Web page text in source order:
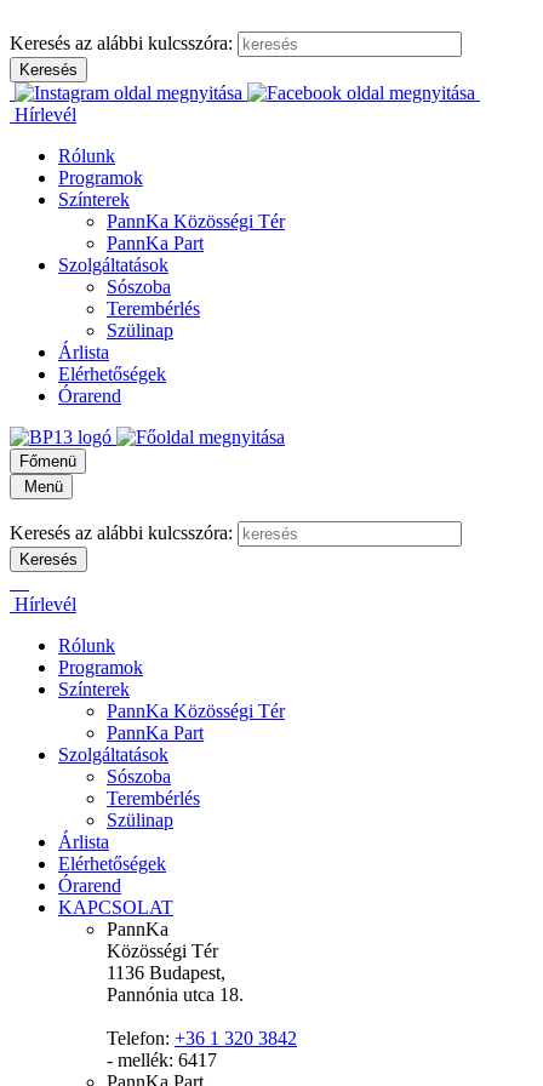
Keresés az alábbi kulcsszóra:
Hírlevél
Rólunk
Programok
Színterek
PannKa Közösségi Tér
PannKa Part
Szolgáltatások
Sószoba
Terembérlés
Szülinap
Árlista
Elérhetőségek
Órarend
Főmenü
Menü
Keresés az alábbi kulcsszóra:
Hírlevél
Rólunk
Programok
Színterek
PannKa Közösségi Tér
PannKa Part
Szolgáltatások
Sószoba
Terembérlés
Szülinap
Árlista
Elérhetőségek
Órarend
KAPCSOLAT
PannKa
Közösségi Tér
1136 Budapest,
Pannónia utca 18.
Telefon: +36 1 320 3842
- mellék: 6417
PannKa Part